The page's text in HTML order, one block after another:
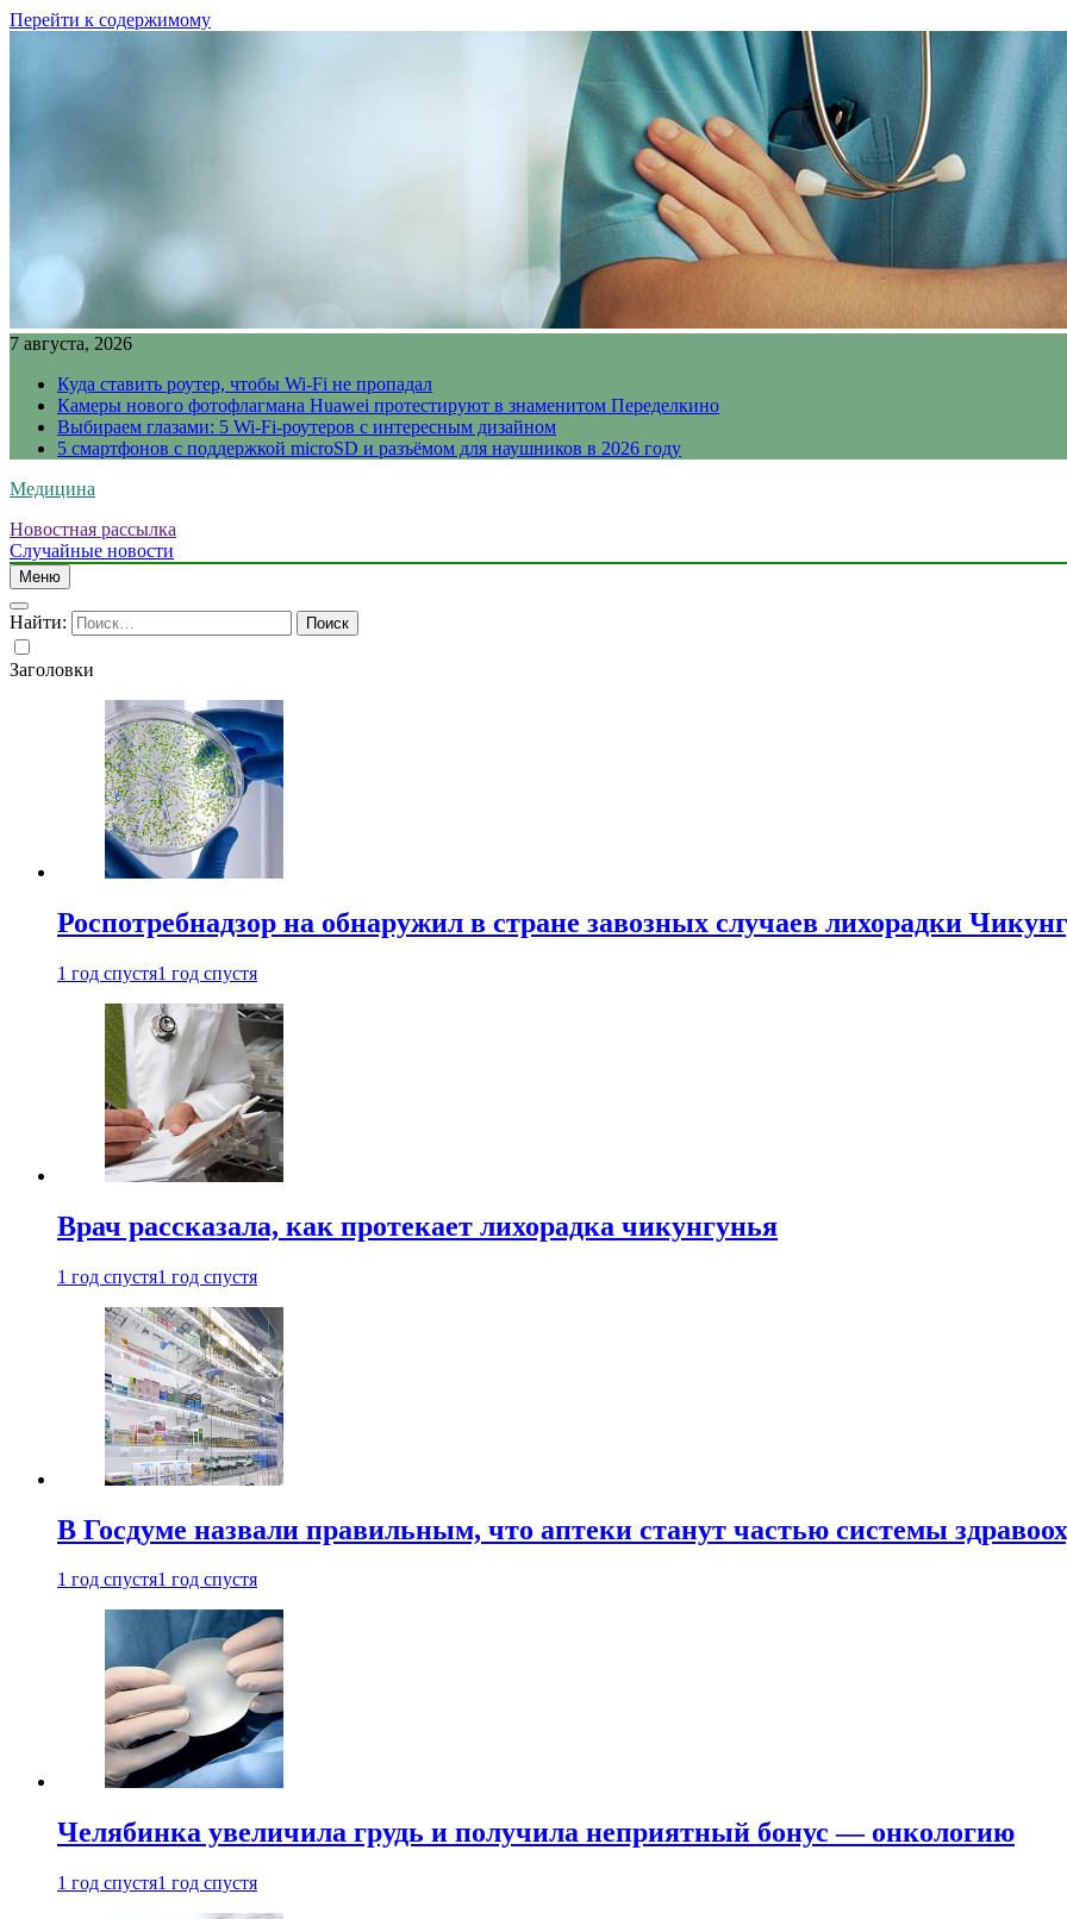
Перейти к содержимому
7 августа, 2026
Куда ставить роутер, чтобы Wi-Fi не пропадал
Камеры нового фотофлагмана Huawei протестируют в знаменитом Переделкино
Выбираем глазами: 5 Wi-Fi-роутеров с интересным дизайном
5 смартфонов с поддержкой microSD и разъёмом для наушников в 2026 году
Медицина
Новостная рассылка
Случайные новости
Меню
Найти:
Заголовки
Роспотребнадзор на обнаружил в стране завозных случаев лихорадки
1 год спустя1 год спустя
Врач рассказала, как протекает лихорадка чикунгунья
1 год спустя1 год спустя
В Госдуме назвали правильным, что аптеки станут частью системы
1 год спустя1 год спустя
Челябинка увеличила грудь и получила неприятный бонус — онкологию
1 год спустя1 год спустя